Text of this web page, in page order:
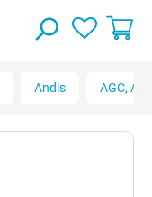
Andis AGC,